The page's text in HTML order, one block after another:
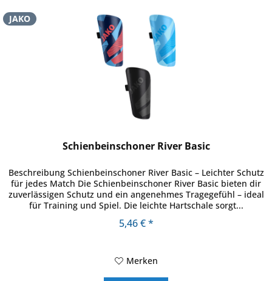
JAKO
Schienbeinschoner River Basic
Beschreibung Schienbeinschoner River Basic – Leichter Schutz
für jedes Match Die Schienbeinschoner River Basic bieten dir
zuverlässigen Schutz und ein angenehmes Tragegefühl – ideal
für Training und Spiel. Die leichte Hartschale sorgt...
5,46 € *
Merken